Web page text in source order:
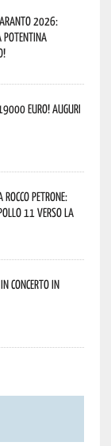
2026:
Euro! Auguri
Petrone:
11 verso la
in concerto in